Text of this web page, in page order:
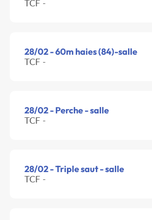
TCF -
28/02 - 60m haies (84)-salle
TCF -
28/02 - Perche - salle
TCF -
28/02 - Triple saut - salle
TCF -